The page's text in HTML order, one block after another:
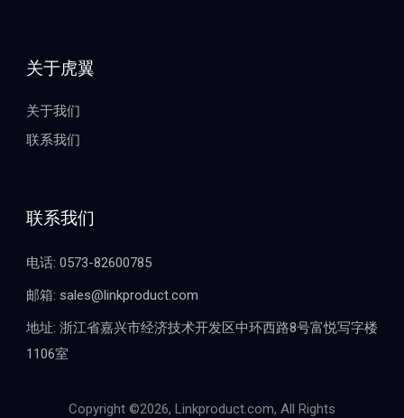
关于虎翼
关于我们
联系我们
联系我们
电话: 0573-82600785
邮箱: sales@linkproduct.com
地址: 浙江省嘉兴市经济技术开发区中环西路8号富悦写字楼
1106室
Copyright ©2026, Linkproduct.com, All Rights